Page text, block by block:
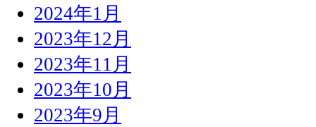
2024年1月
2023年12月
2023年11月
2023年10月
2023年9月